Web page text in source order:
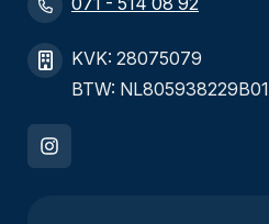
KVK: 28075079
BTW: NL805938229B01